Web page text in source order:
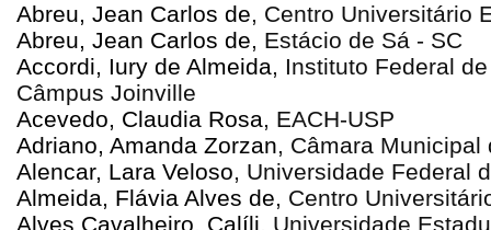
Abreu, Jean Carlos de, Centro Universitário
Abreu, Jean Carlos de, Estácio de Sá - SC
Accordi, Iury de Almeida, Instituto Federal
Câmpus Joinville
Acevedo, Claudia Rosa, EACH-USP
Adriano, Amanda Zorzan, Câmara Municipal
Alencar, Lara Veloso, Universidade Federal
Almeida, Flávia Alves de, Centro
Alves Cavalheiro, Calíli, Universidade